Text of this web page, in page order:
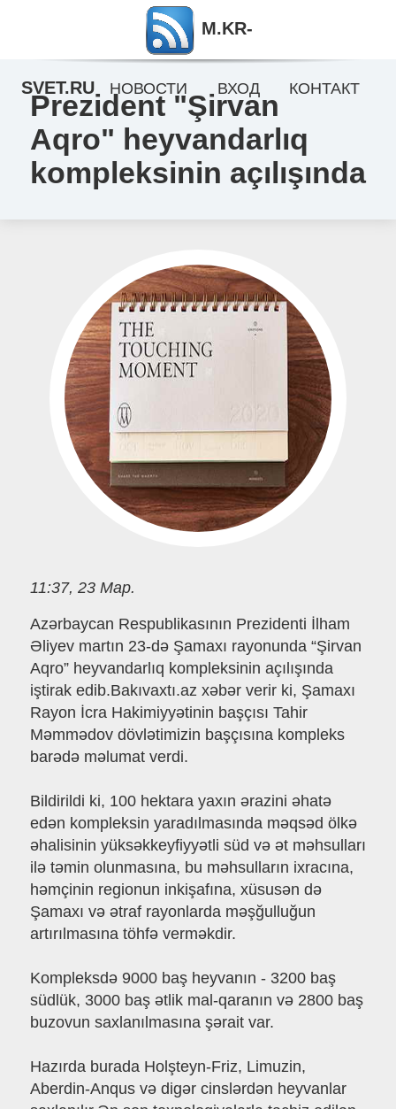
Prezident "Şirvan
Aqro" heyvandarlıq
kompleksinin açılışında
11:37, 23 Мар.
Azərbaycan Respublikasının Prezidenti İlham
Əliyev martın 23-də Şamaxı rayonunda “Şirvan
Aqro” heyvandarlıq kompleksinin açılışında
iştirak edib.Bakıvaxtı.az xəbər verir ki, Şamaxı
Rayon İcra Hakimiyyətinin başçısı Tahir
Məmmədov dövlətimizin başçısına kompleks
barədə məlumat verdi.
Bildirildi ki, 100 hektara yaxın ərazini əhatə
edən kompleksin yaradılmasında məqsəd ölkə
əhalisinin yüksəkkeyfiyyətli süd və ət məhsulları
ilə təmin olunmasına, bu məhsulların ixracına,
həmçinin regionun inkişafına, xüsusən də
Şamaxı və ətraf rayonlarda məşğulluğun
artırılmasına töhfə verməkdir.
Kompleksdə 9000 baş heyvanın - 3200 baş
südlük, 3000 baş ətlik mal-qaranın və 2800 baş
buzovun saxlanılmasına şərait var.
Hazırda burada Holşteyn-Friz, Limuzin,
Aberdin-Anqus və digər cinslərdən heyvanlar
M.KR-
SVET.RU НОВОСТИ ВХОД КОНТАКТ